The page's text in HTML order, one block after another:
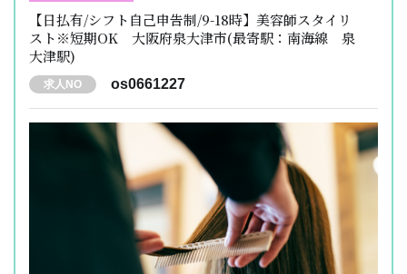
【日払有/シフト自己申告制/9-18時】美容師スタイリ
スト※短期OK 大阪府泉大津市(最寄駅：南海線 泉
大津駅)
求人NO os0661227